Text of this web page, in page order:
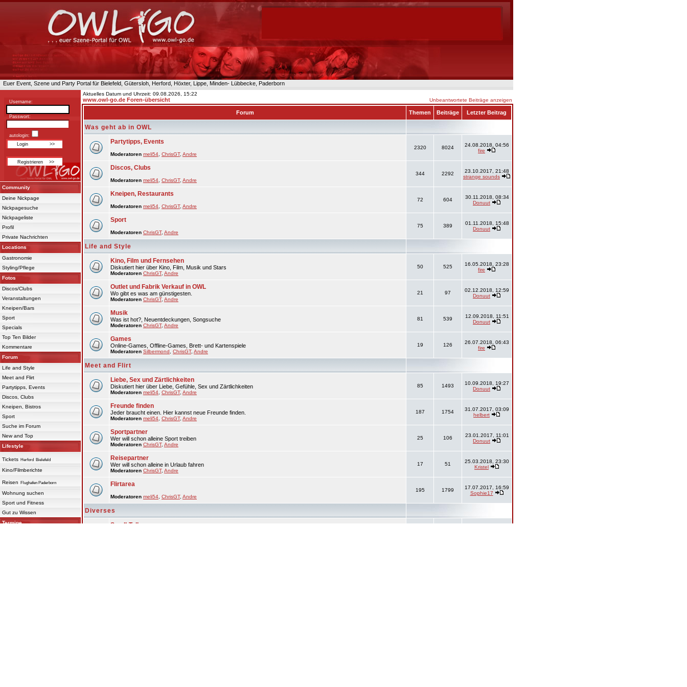
Euer Event, Szene und Party Portal für Bielefeld, Gütersloh, Herford, Höxter, Lippe, Minden- Lübbecke, Paderborn
Username:
Passwort:
autologin:
Community
Deine Nickpage
Nickpagesuche
Nickpageliste
Profil
Private Nachrichten
Locations
Gastronomie
Styling/Pflege
Fotos
Discos/Clubs
Veranstaltungen
Kneipen/Bars
Sport
Specials
Top Ten Bilder
Kommentare
Forum
Life and Style
Meet and Flirt
Partytipps, Events
Discos, Clubs
Kneipen, Bistros
Sport
Suche im Forum
New and Top
Lifestyle
Tickets Herford Bielefeld
Kino/Filmberichte
Reisen Flughafen Paderborn
Wohnung suchen
Sport und Fitness
Gut zu Wissen
Termine
Aktuelles Datum und Uhrzeit: 09.08.2026, 15:22
www.owl-go.de Foren-übersicht Unbeantwortete Beiträge anzeigen
Forum Themen Beiträge Letzter Beitrag
Was geht ab in OWL
Partytipps, Events
Moderatoren meli54 ChrisGT, Andre
2320 8024
24.08.2018, 04:56
fire
Discos, Clubs
Moderatoren meli54 ChrisGT, Andre
344 2292
23.10.2017, 21:48
strange sounds
Kneipen, Restaurants
Moderatoren meli54 ChrisGT, Andre
72 604
30.11.2018, 08:34
Donuut
Sport
Moderatoren ChrisGT, Andre
75 389
01.11.2018, 15:48
Donuut
Life and Style
Kino, Film und Fernsehen
Diskutiert hier über Kino, Film, Musik und Stars
Moderatoren ChrisGT, Andre
50 525
16.05.2018, 23:28
fire
Outlet und Fabrik Verkauf in OWL
Wo gibt es was am günstigesten.
Moderatoren ChrisGT, Andre
21 97
02.12.2018, 12:59
Donuut
Musik
Was ist hot?, Neuentdeckungen, Songsuche
Moderatoren ChrisGT, Andre
81 539
12.09.2018, 11:51
Donuut
Games
Online-Games, Offline-Games, Brett- und Kartenspiele
Moderatoren Silbermond ChrisGT, Andre
19 126
26.07.2018, 06:43
fire
Meet and Flirt
Liebe, Sex und Zärtlichkeiten
Diskutiert hier über Liebe, Gefühle, Sex und Zärtlichkeiten
Moderatoren meli54 ChrisGT, Andre
85 1493
10.09.2018, 19:27
Donuut
Freunde finden
Jeder braucht einen. Hier kannst neue Freunde finden.
Moderatoren meli54 ChrisGT, Andre
187 1754
31.07.2017, 03:09
helbert
Sportpartner
Wer will schon alleine Sport treiben
Moderatoren ChrisGT, Andre
25 106
23.01.2017, 11:01
Donuut
Reisepartner
Wer will schon alleine in Urlaub fahren
Moderatoren ChrisGT, Andre
17 51
25.03.2018, 23:30
Kristel
Flirtarea
Moderatoren meli54 ChrisGT, Andre
195 1799
17.07.2017, 16:59
Sophie17
Diverses
Small-Talk